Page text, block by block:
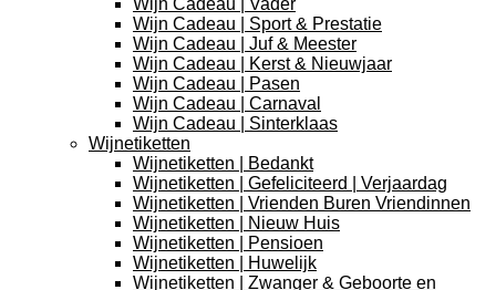
Wijn Cadeau | Vader
Wijn Cadeau | Sport & Prestatie
Wijn Cadeau | Juf & Meester
Wijn Cadeau | Kerst & Nieuwjaar
Wijn Cadeau | Pasen
Wijn Cadeau | Carnaval
Wijn Cadeau | Sinterklaas
Wijnetiketten
Wijnetiketten | Bedankt
Wijnetiketten | Gefeliciteerd | Verjaardag
Wijnetiketten | Vrienden Buren Vriendinnen
Wijnetiketten | Nieuw Huis
Wijnetiketten | Pensioen
Wijnetiketten | Huwelijk
Wijnetiketten | Zwanger & Geboorte en